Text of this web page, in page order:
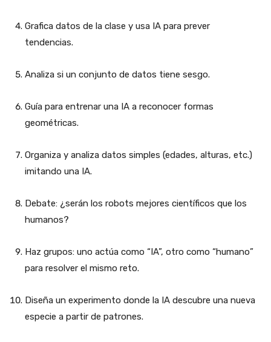
Grafica datos de la clase y usa IA para prever
tendencias.
Analiza si un conjunto de datos tiene sesgo.
Guía para entrenar una IA a reconocer formas
geométricas.
Organiza y analiza datos simples (edades, alturas, etc.)
imitando una IA.
Debate: ¿serán los robots mejores científicos que los
humanos?
Haz grupos: uno actúa como “IA”, otro como “humano”
para resolver el mismo reto.
Diseña un experimento donde la IA descubre una nueva
especie a partir de patrones.